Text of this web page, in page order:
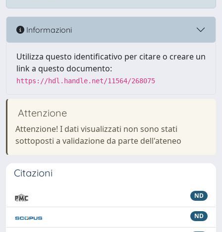
Informazioni
Utilizza questo identificativo per citare o creare un
link a questo documento:
https://hdl.handle.net/11564/268075
Attenzione
Attenzione! I dati visualizzati non sono stati
sottoposti a validazione da parte dell'ateneo
Citazioni
ND
ND